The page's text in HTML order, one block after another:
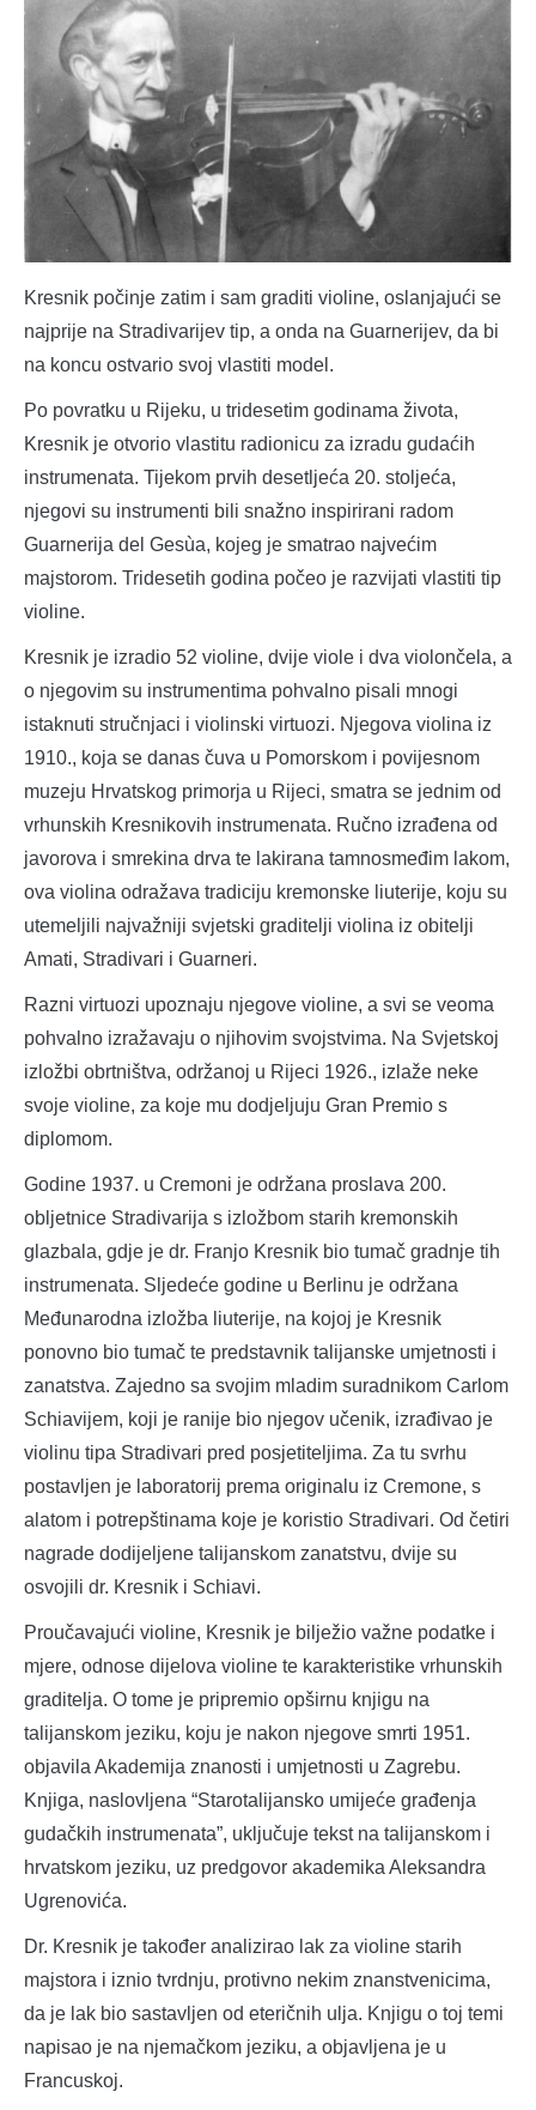
Kresnik počinje zatim i sam graditi violine, oslanjajući se
najprije na Stradivarijev tip, a onda na Guarnerijev, da bi
na koncu ostvario svoj vlastiti model.
Po povratku u Rijeku, u tridesetim godinama života,
Kresnik je otvorio vlastitu radionicu za izradu gudaćih
instrumenata. Tijekom prvih desetljeća 20. stoljeća,
njegovi su instrumenti bili snažno inspirirani radom
Guarnerija del Gesùa, kojeg je smatrao najvećim
majstorom. Tridesetih godina počeo je razvijati vlastiti tip
violine.
Kresnik je izradio 52 violine, dvije viole i dva violončela, a
o njegovim su instrumentima pohvalno pisali mnogi
istaknuti stručnjaci i violinski virtuozi. Njegova violina iz
1910., koja se danas čuva u Pomorskom i povijesnom
muzeju Hrvatskog primorja u Rijeci, smatra se jednim od
vrhunskih Kresnikovih instrumenata. Ručno izrađena od
javorova i smrekina drva te lakirana tamnosmeđim lakom,
ova violina odražava tradiciju kremonske liuterije, koju su
utemeljili najvažniji svjetski graditelji violina iz obitelji
Amati, Stradivari i Guarneri.
Razni virtuozi upoznaju njegove violine, a svi se veoma
pohvalno izražavaju o njihovim svojstvima. Na Svjetskoj
izložbi obrtništva, održanoj u Rijeci 1926., izlaže neke
svoje violine, za koje mu dodjeljuju Gran Premio s
diplomom.
Godine 1937. u Cremoni je održana proslava 200.
obljetnice Stradivarija s izložbom starih kremonskih
glazbala, gdje je dr. Franjo Kresnik bio tumač gradnje tih
instrumenata. Sljedeće godine u Berlinu je održana
Međunarodna izložba liuterije, na kojoj je Kresnik
ponovno bio tumač te predstavnik talijanske umjetnosti i
zanatstva. Zajedno sa svojim mladim suradnikom Carlom
Schiavijem, koji je ranije bio njegov učenik, izrađivao je
violinu tipa Stradivari pred posjetiteljima. Za tu svrhu
postavljen je laboratorij prema originalu iz Cremone, s
alatom i potrepštinama koje je koristio Stradivari. Od četiri
nagrade dodijeljene talijanskom zanatstvu, dvije su
osvojili dr. Kresnik i Schiavi.
Proučavajući violine, Kresnik je bilježio važne podatke i
mjere, odnose dijelova violine te karakteristike vrhunskih
graditelja. O tome je pripremio opširnu knjigu na
talijanskom jeziku, koju je nakon njegove smrti 1951.
objavila Akademija znanosti i umjetnosti u Zagrebu.
Knjiga, naslovljena “Starotalijansko umijeće građenja
gudačkih instrumenata”, uključuje tekst na talijanskom i
hrvatskom jeziku, uz predgovor akademika Aleksandra
Ugrenovića.
Dr. Kresnik je također analizirao lak za violine starih
majstora i iznio tvrdnju, protivno nekim znanstvenicima,
da je lak bio sastavljen od eteričnih ulja. Knjigu o toj temi
napisao je na njemačkom jeziku, a objavljena je u
Francuskoj.